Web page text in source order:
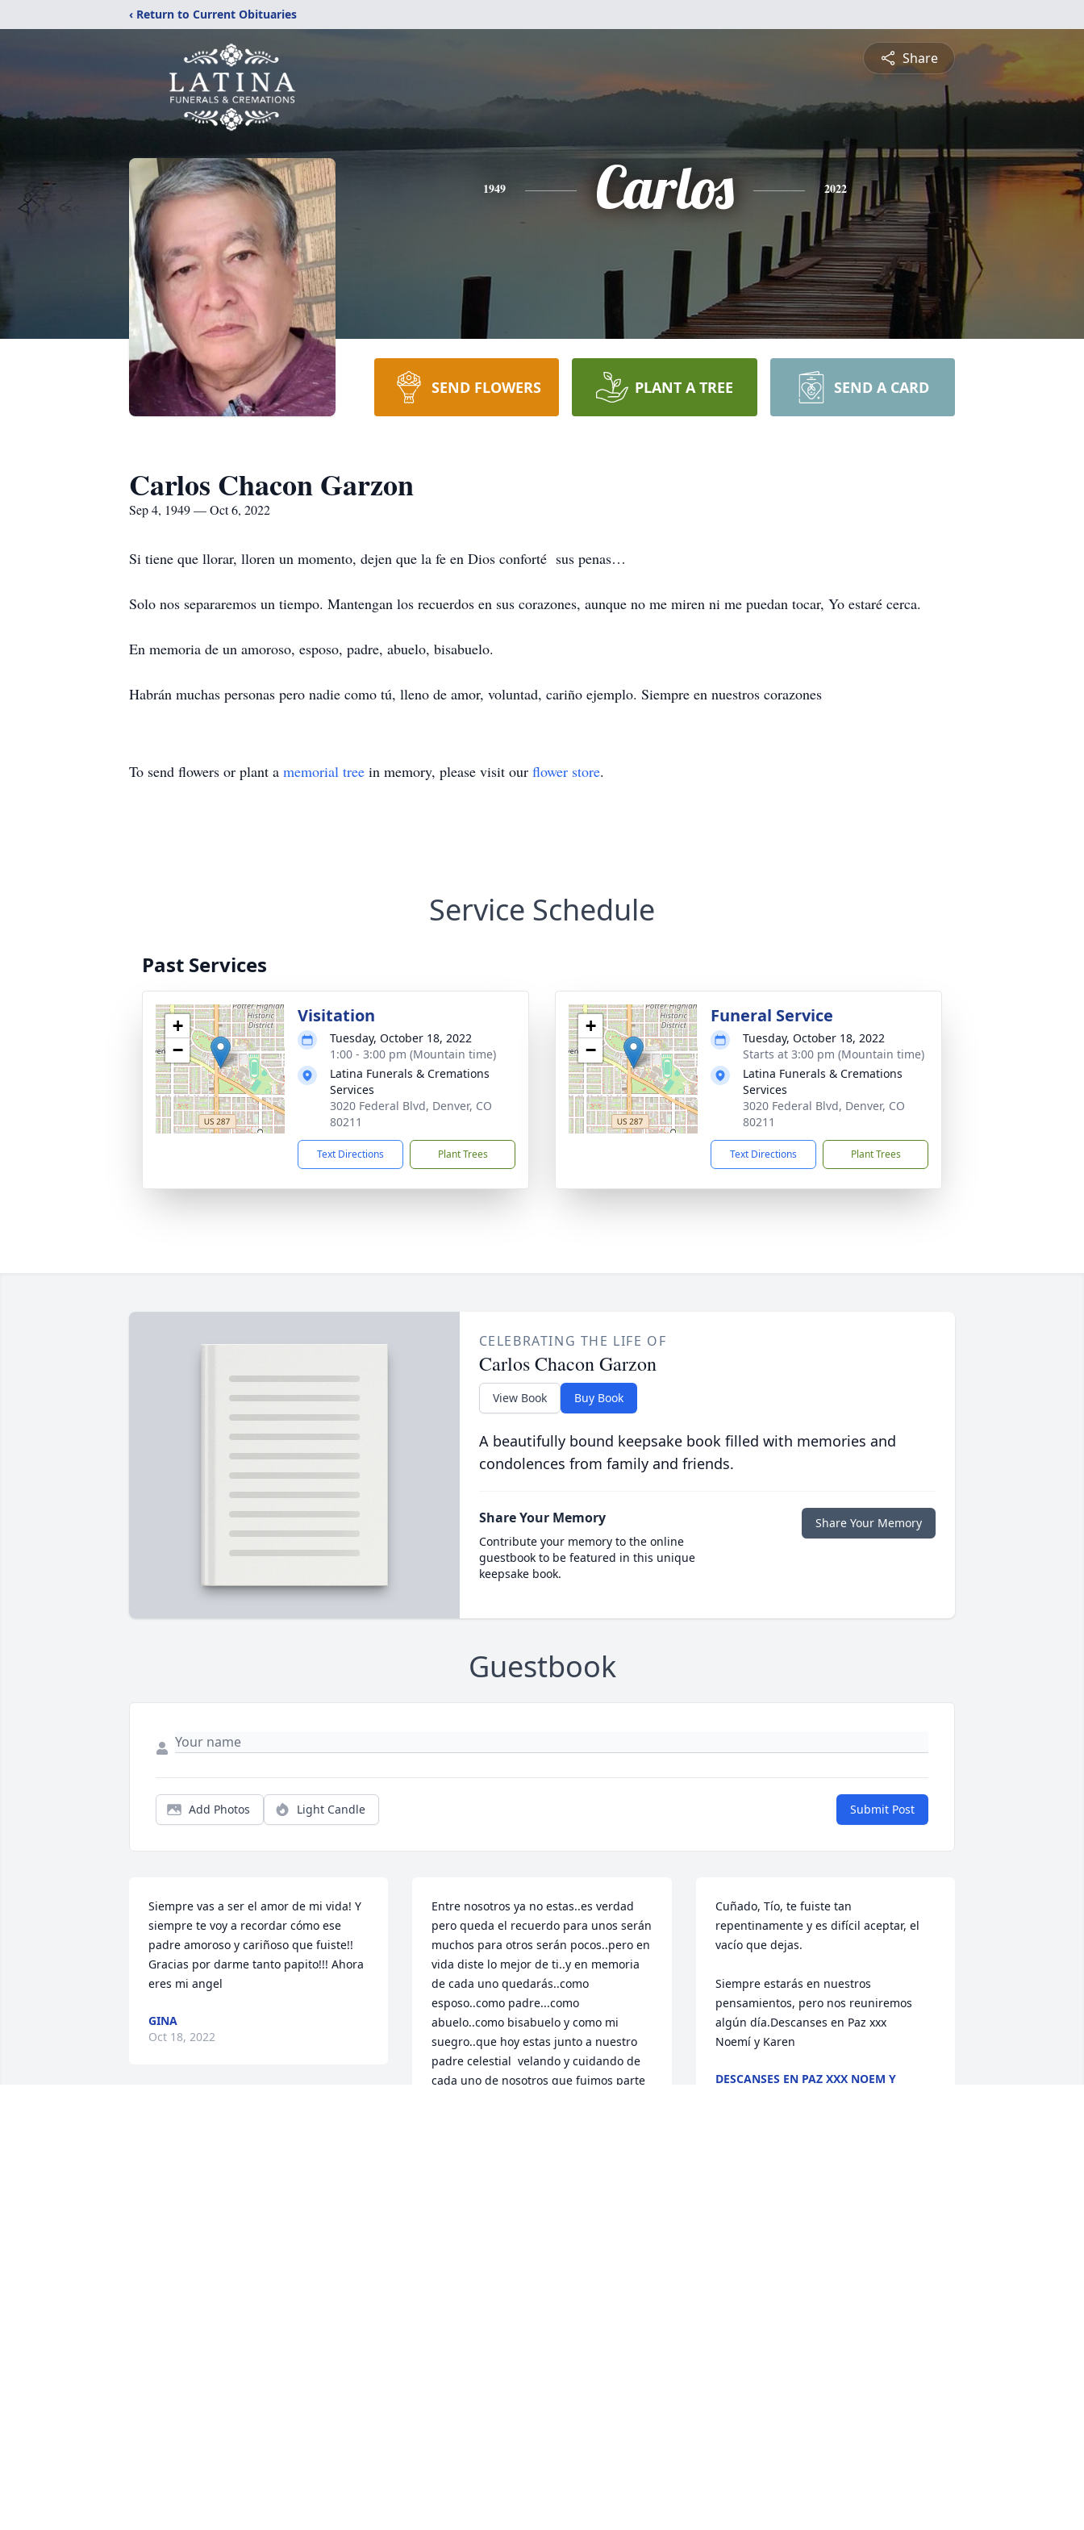
‹ Return to Current Obituaries
Share
1949 Carlos 2022
SEND FLOWERS PLANT A TREE SEND A CARD
Carlos Chacon Garzon
Sep 4, 1949 — Oct 6, 2022
Si tiene que llorar, lloren un momento, dejen que la fe en Dios conforté sus penas…
Solo nos separaremos un tiempo. Mantengan los recuerdos en sus corazones, aunque no me miren ni me puedan tocar, Yo estaré cerca.
En memoria de un amoroso, esposo, padre, abuelo, bisabuelo.
Habrán muchas personas pero nadie como tú, lleno de amor, voluntad, cariño ejemplo. Siempre en nuestros corazones
To send flowers or plant a memorial tree in memory, please visit our flower store.
Service Schedule
Past Services
+
−
Visitation
Tuesday, October 18, 2022
1:00 - 3:00 pm (Mountain time)
Latina Funerals & Cremations
Services
3020 Federal Blvd, Denver, CO
80211
Text Directions Plant Trees
+
−
Funeral Service
Tuesday, October 18, 2022
Starts at 3:00 pm (Mountain time)
Latina Funerals & Cremations
Services
3020 Federal Blvd, Denver, CO
80211
Text Directions Plant Trees
CELEBRATING THE LIFE OF
Carlos Chacon Garzon
View Book Buy Book
A beautifully bound keepsake book filled with memories and
condolences from family and friends.
Share Your Memory
Contribute your memory to the online
guestbook to be featured in this unique
keepsake book.
Share Your Memory
Guestbook
Add Photos Light Candle Submit Post
Siempre vas a ser el amor de mi vida! Y
siempre te voy a recordar cómo ese
padre amoroso y cariñoso que fuiste!!
Gracias por darme tanto papito!!! Ahora
eres mi angel
GINA
Oct 18, 2022
Entre nosotros ya no estas..es verdad
pero queda el recuerdo para unos serán
muchos para otros serán pocos..pero en
vida diste lo mejor de ti..y en memoria
de cada uno quedarás..como
esposo..como padre...como
abuelo..como bisabuelo y como mi
suegro..que hoy estas junto a nuestro
padre celestial  velando y cuidando de
cada uno de nosotros que fuimos parte
Cuñado, Tío, te fuiste tan
repentinamente y es difícil aceptar, el
vacío que dejas.
Siempre estarás en nuestros
pensamientos, pero nos reuniremos
algún día.Descanses en Paz xxx
Noemí y Karen
DESCANSES EN PAZ XXX NOEM Y